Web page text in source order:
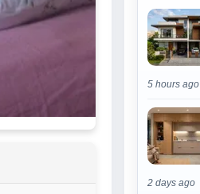
5 hours ago
2 days ago